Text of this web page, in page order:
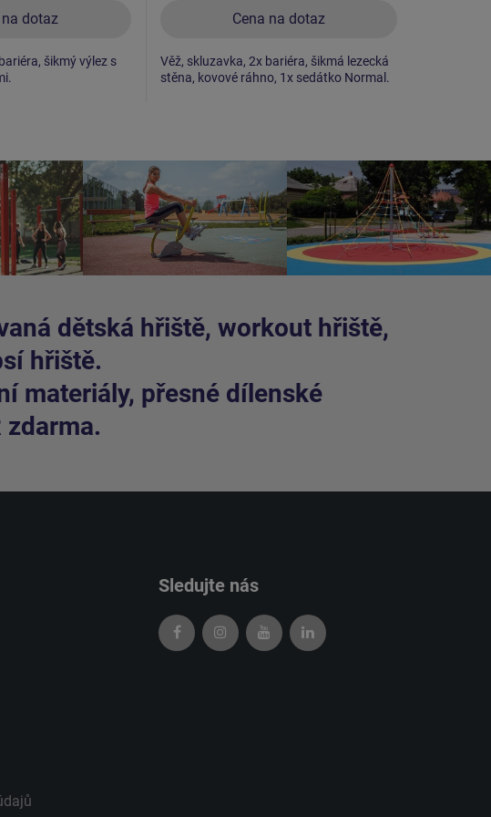
na dotaz
šikmý výlez s
Cena na dotaz
Věž, skluzavka, 2x bariéra, šikmá lezecká
stěna, kovové ráhno, 1x sedátko Normal.
dětská hřiště, workout hřiště,
hřiště.
materiály, přesné dílenské
zdarma.
Sledujte nás